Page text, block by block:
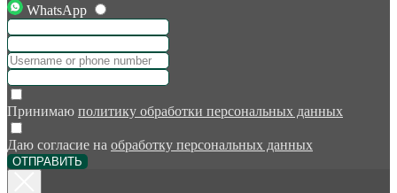
WhatsApp
Принимаю политику обработки персональных данных
Даю согласие на обработку персональных данных
ОТПРАВИТЬ